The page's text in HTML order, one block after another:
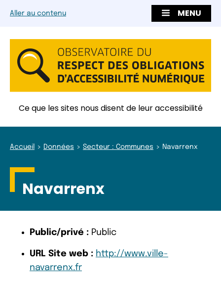
Aller au contenu MENU
Ce que les sites nous disent de leur accessibilité
Accueil Données Secteur : Communes Navarrenx
Navarrenx
Public/privé : Public
URL Site web : http://www.ville-
navarrenx.fr